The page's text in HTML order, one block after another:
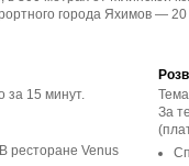
города Яхимов —
за 15 минут.
ресторане Venus
За